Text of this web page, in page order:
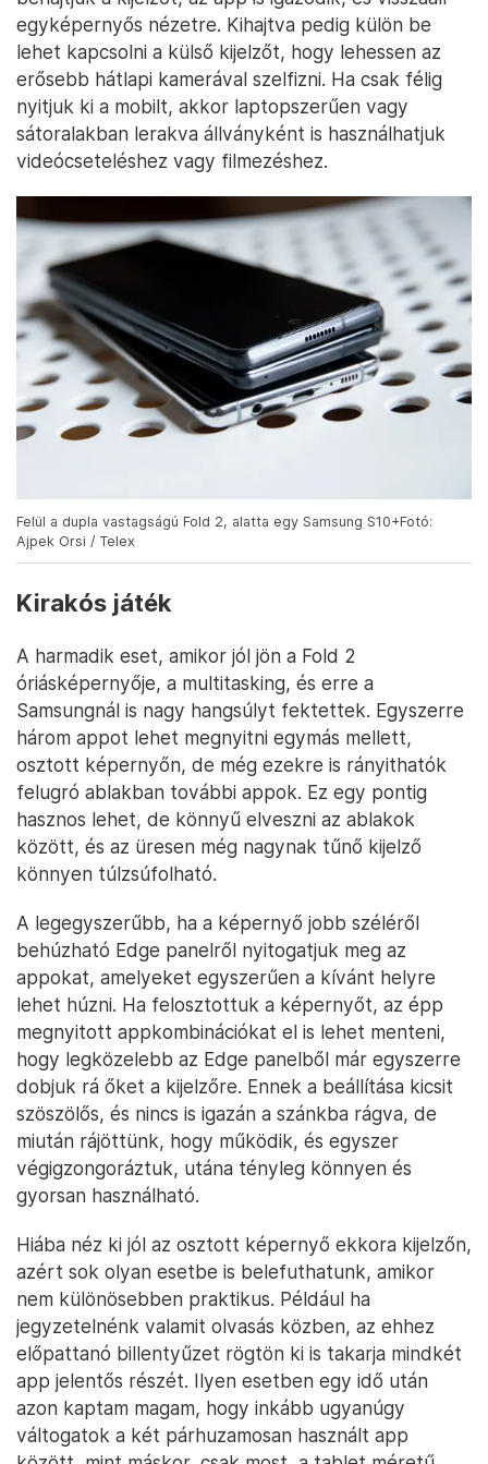
egyképernyős nézetre. Kihajtva pedig külön be
lehet kapcsolni a külső kijelzőt, hogy lehessen az
erősebb hátlapi kamerával szelfizni. Ha csak félig
nyitjuk ki a mobilt, akkor laptopszerűen vagy
sátoralakban lerakva állványként is használhatjuk
videócseteléshez vagy filmezéshez.
Felül a dupla vastagságú Fold 2, alatta egy Samsung S10+Fotó:
Ajpek Orsi / Telex
Kirakós játék
A harmadik eset, amikor jól jön a Fold 2
óriásképernyője, a multitasking, és erre a
Samsungnál is nagy hangsúlyt fektettek. Egyszerre
három appot lehet megnyitni egymás mellett,
osztott képernyőn, de még ezekre is rányithatók
felugró ablakban további appok. Ez egy pontig
hasznos lehet, de könnyű elveszni az ablakok
között, és az üresen még nagynak tűnő kijelző
könnyen túlzsúfolható.
A legegyszerűbb, ha a képernyő jobb széléről
behúzható Edge panelről nyitogatjuk meg az
appokat, amelyeket egyszerűen a kívánt helyre
lehet húzni. Ha felosztottuk a képernyőt, az épp
megnyitott appkombinációkat el is lehet menteni,
hogy legközelebb az Edge panelből már egyszerre
dobjuk rá őket a kijelzőre. Ennek a beállítása kicsit
szöszölős, és nincs is igazán a szánkba rágva, de
miután rájöttünk, hogy működik, és egyszer
végigzongoráztuk, utána tényleg könnyen és
gyorsan használható.
Hiába néz ki jól az osztott képernyő ekkora kijelzőn,
azért sok olyan esetbe is belefuthatunk, amikor
nem különösebben praktikus. Például ha
jegyzetelnénk valamit olvasás közben, az ehhez
előpattanó billentyűzet rögtön ki is takarja mindkét
app jelentős részét. Ilyen esetben egy idő után
azon kaptam magam, hogy inkább ugyanúgy
váltogatok a két párhuzamosan használt app